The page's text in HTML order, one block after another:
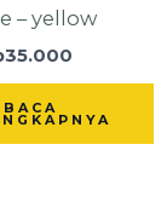
– yellow
35.000
BACA